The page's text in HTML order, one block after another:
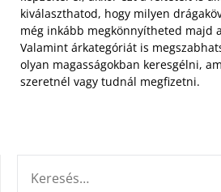
kiválaszthatod, hogy milyen
még inkább megkönnyítheted majd
Valamint árkategóriát is
olyan magasságokban keresgélni,
szeretnél vagy tudnál megfizetni.